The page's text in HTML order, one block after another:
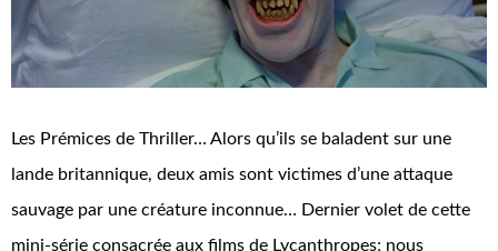
Les Prémices de Thriller… Alors qu’ils se baladent sur une
lande britannique, deux amis sont victimes d’une attaque
sauvage par une créature inconnue… Dernier volet de cette
mini-série consacrée aux films de Lycanthropes; nous